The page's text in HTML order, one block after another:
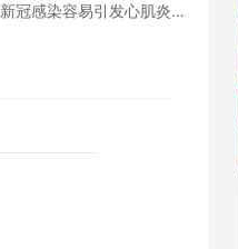
新冠感染容易引发心肌炎